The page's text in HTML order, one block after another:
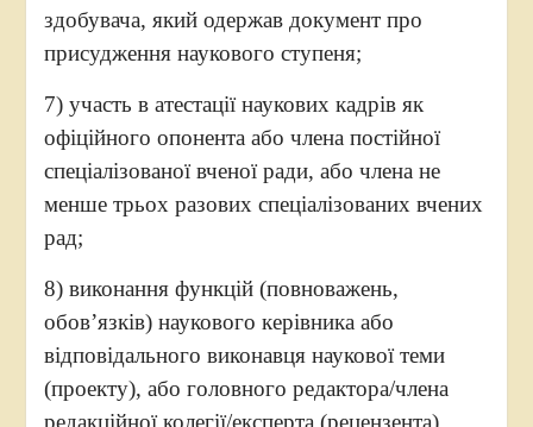
здобувача, який одержав документ про
присудження наукового ступеня;
7) участь в атестації наукових кадрів як
офіційного опонента або члена постійної
спеціалізованої вченої ради, або члена не
менше трьох разових спеціалізованих вчених
рад;
8) виконання функцій (повноважень,
обов’язків) наукового керівника або
відповідального виконавця наукової теми
(проекту), або головного редактора/члена
редакційної колегії/експерта (рецензента)